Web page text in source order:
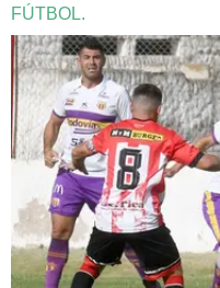
FÚTBOL.